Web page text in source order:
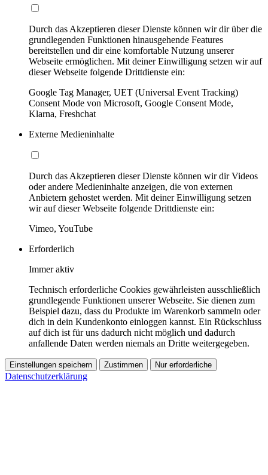
Durch das Akzeptieren dieser Dienste können wir dir über die
grundlegenden Funktionen hinausgehende Features
bereitstellen und dir eine komfortable Nutzung unserer
Webseite ermöglichen. Mit deiner Einwilligung setzen wir auf
dieser Webseite folgende Drittdienste ein:
Google Tag Manager, UET (Universal Event Tracking)
Consent Mode von Microsoft, Google Consent Mode,
Klarna, Freshchat
Externe Medieninhalte
Durch das Akzeptieren dieser Dienste können wir dir Videos
oder andere Medieninhalte anzeigen, die von externen
Anbietern gehostet werden. Mit deiner Einwilligung setzen
wir auf dieser Webseite folgende Drittdienste ein:
Vimeo, YouTube
Erforderlich
Immer aktiv
Technisch erforderliche Cookies gewährleisten ausschließlich
grundlegende Funktionen unserer Webseite. Sie dienen zum
Beispiel dazu, dass du Produkte im Warenkorb sammeln oder
dich in dein Kundenkonto einloggen kannst. Ein Rückschluss
auf dich ist für uns dadurch nicht möglich und dadurch
anfallende Daten werden niemals an Dritte weitergegeben.
Einstellungen speichern Zustimmen Nur erforderliche
Datenschutzerklärung